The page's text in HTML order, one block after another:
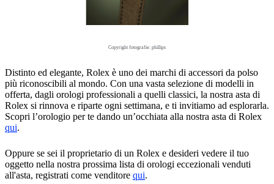
Copyright fotografie: phillips
Distinto ed elegante, Rolex è uno dei marchi di accessori da polso
più riconoscibili al mondo. Con una vasta selezione di modelli in
offerta, dagli orologi professionali a quelli classici, la nostra asta di
Rolex si rinnova e riparte ogni settimana, e ti invitiamo ad esplorarla.
Scopri l’orologio per te dando un’occhiata alla nostra asta di Rolex
qui.
Oppure se sei il proprietario di un Rolex e desideri vedere il tuo
oggetto nella nostra prossima lista di orologi eccezionali venduti
all'asta, registrati come venditore qui.